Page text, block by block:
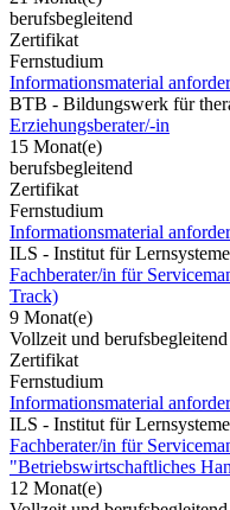
berufsbegleitend
Zertifikat
Fernstudium
Informationsmaterial
BTB - Bildungswerk für
Erziehungsberater/-in
15 Monat(e)
berufsbegleitend
Zertifikat
Fernstudium
Informationsmaterial
ILS - Institut für
Fachberater/in für
Track)
9 Monat(e)
Vollzeit und berufsbegleitend
Zertifikat
Fernstudium
Informationsmaterial
ILS - Institut für
Fachberater/in für
"Betriebswirtschaftliches
12 Monat(e)